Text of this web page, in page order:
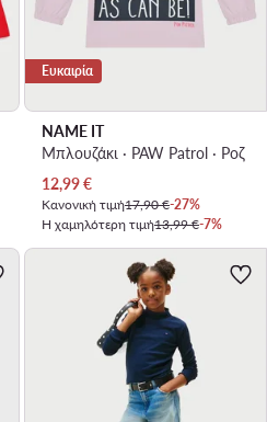
Ευκαιρία
NAME IT
Μπλουζάκι · PAW Patrol · Ροζ
Τρέχουσα τιμή
12,99€
Κανονική τιμή17,90 €-27%
Η χαμηλότερη τιμή13,99 €-7%